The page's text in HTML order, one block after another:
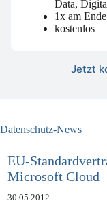
mit
Data,
1x am Ende
EU-
Microsoft Cloud